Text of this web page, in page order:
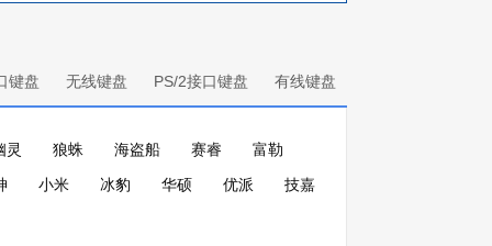
键盘 无线键盘 PS/2接口键盘 有线键盘
灵 狼蛛 海盗船 赛睿
富勒
小米 冰豹 华硕 优派
技嘉